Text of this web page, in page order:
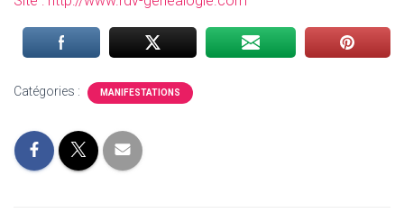
Catégories : MANIFESTATIONS